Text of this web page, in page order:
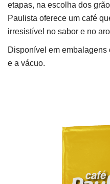
etapas, na escolha dos
Paulista oferece um café
irresistível no sabor e no
Disponível em embalagens
e a vácuo.